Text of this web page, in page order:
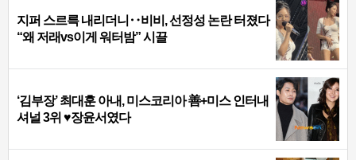
지퍼 스르륵 내리더니‥비비, 선정성 논란 터졌다
“왜 저래vs이게 워터밤” 시끌
‘김부장’ 최대훈 아내, 미스코리아 善+미스 인터내
셔널 3위 ♥장윤서였다